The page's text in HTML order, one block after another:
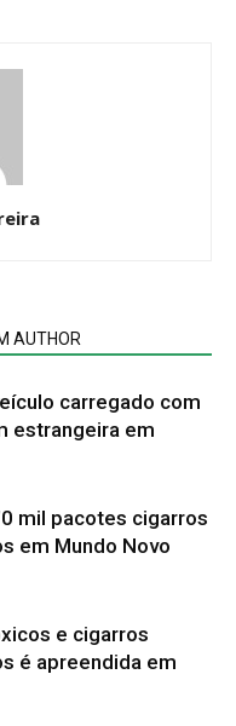
AUTHOR
carregado com
estrangeira em
mil pacotes cigarros
em Mundo Novo
e cigarros
é apreendida em